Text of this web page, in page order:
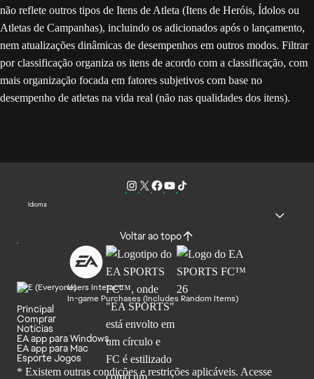
não reflete outros tipos de Itens de Atleta (Itens de Heróis, Ídolos ou
Atletas de Campanhas), incluindo os adicionados após o lançamento,
nem atualizações dinâmicas de desempenhos em outros modos. Filtrar
por classificação organiza os itens de acordo com a classificação, com
mais organização focada em fatores subjetivos com base no
desempenho de atletas na vida real (não nas qualidades dos itens).
Idioma
Voltar ao topo
Users Interact
In-game Purchases (Includes Random Items)
Principal
Comprar
Notícias
EA app para Windows
EA app para Mac
Esporte Jogos
* Existem outras condições e restrições aplicáveis. Acesse